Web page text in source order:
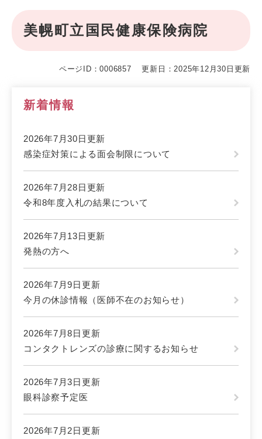
美幌町立国民健康保険病院
ページID：0006857 更新日：2025年12月30日更新
新着情報
2026年7月30日更新
感染症対策による面会制限について
2026年7月28日更新
令和8年度入札の結果について
2026年7月13日更新
発熱の方へ
2026年7月9日更新
今月の休診情報（医師不在のお知らせ）
2026年7月8日更新
コンタクトレンズの診療に関するお知らせ
2026年7月3日更新
眼科診察予定医
2026年7月2日更新